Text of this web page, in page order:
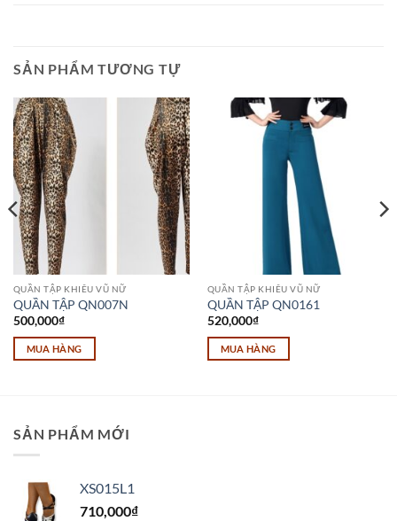
SẢN PHẨM TƯƠNG TỰ
QUẦN TẬP KHIÊU VŨ NỮ
QUẦN TẬP QN007N
500,000₫
MUA HÀNG
QUẦN TẬP KHIÊU VŨ NỮ
QUẦN TẬP QN0161
520,000₫
MUA HÀNG
SẢN PHẨM MỚI
XS015L1
710,000₫